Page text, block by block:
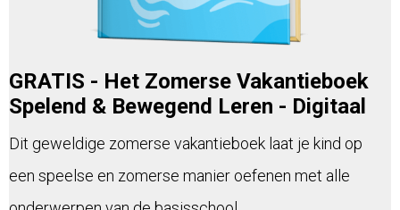
GRATIS - Het Zomerse Vakantieboek
Spelend & Bewegend Leren - Digitaal
Dit geweldige zomerse vakantieboek laat je kind op
een speelse en zomerse manier oefenen met alle